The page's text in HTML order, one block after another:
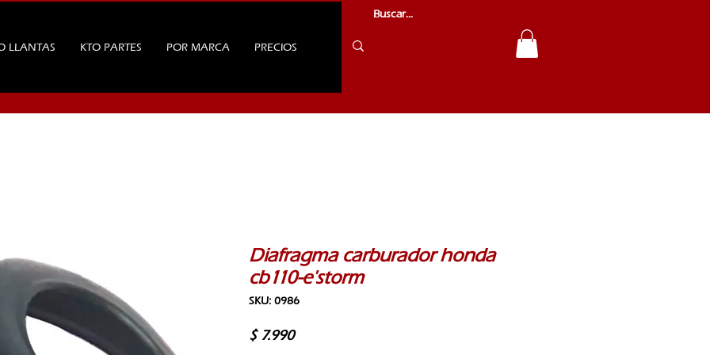
LLANTAS KTO PARTES POR MARCA PRECIOS
Diafragma carburador honda
cb110-e'storm
SKU: 0986
$ 7.990Precio